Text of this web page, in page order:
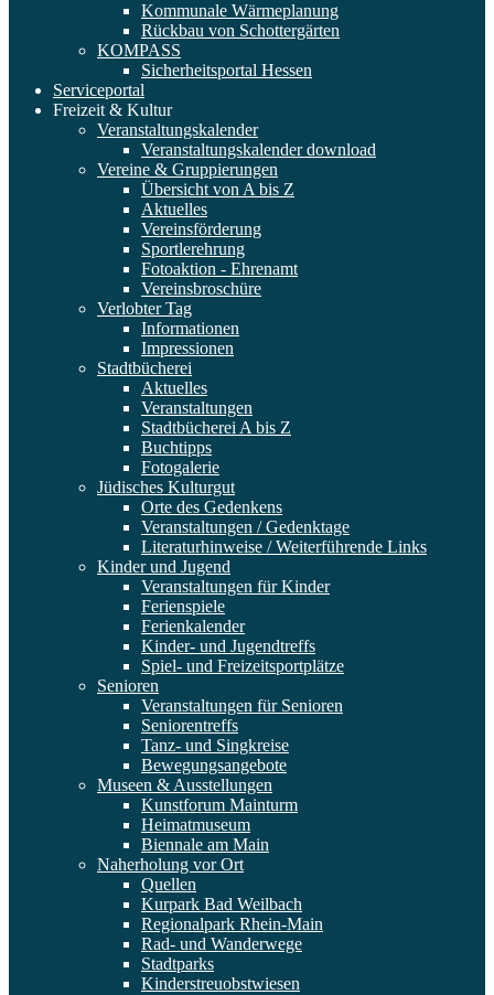
Kommunale Wärmeplanung
Rückbau von Schottergärten
KOMPASS
Sicherheitsportal Hessen
Serviceportal
Freizeit & Kultur
Veranstaltungskalender
Veranstaltungskalender download
Vereine & Gruppierungen
Übersicht von A bis Z
Aktuelles
Vereinsförderung
Sportlerehrung
Fotoaktion - Ehrenamt
Vereinsbroschüre
Verlobter Tag
Informationen
Impressionen
Stadtbücherei
Aktuelles
Veranstaltungen
Stadtbücherei A bis Z
Buchtipps
Fotogalerie
Jüdisches Kulturgut
Orte des Gedenkens
Veranstaltungen / Gedenktage
Literaturhinweise / Weiterführende Links
Kinder und Jugend
Veranstaltungen für Kinder
Ferienspiele
Ferienkalender
Kinder- und Jugendtreffs
Spiel- und Freizeitsportplätze
Senioren
Veranstaltungen für Senioren
Seniorentreffs
Tanz- und Singkreise
Bewegungsangebote
Museen & Ausstellungen
Kunstforum Mainturm
Heimatmuseum
Biennale am Main
Naherholung vor Ort
Quellen
Kurpark Bad Weilbach
Regionalpark Rhein-Main
Rad- und Wanderwege
Stadtparks
Kinderstreuobstwiesen